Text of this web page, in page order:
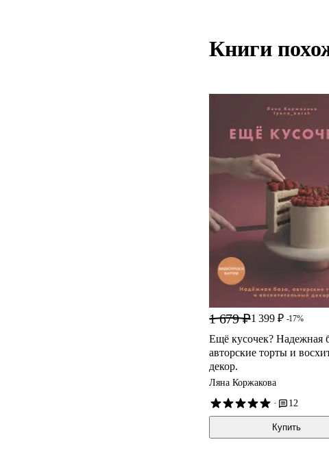
Книги
1 679 ₽1 399 ₽ -17%
Ещё кусочек? Надежная
авторские торты и
декор.
Ляна Коржакова
·
12
Купить